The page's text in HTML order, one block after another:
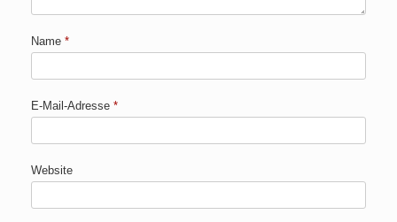
Name *
E-Mail-Adresse *
Website